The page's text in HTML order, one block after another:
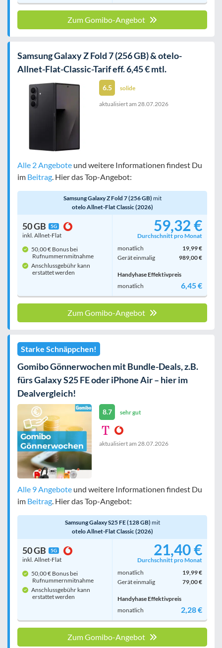
Zum Gomibo-Angebot
Samsung Galaxy Z Fold 7 (256 GB) & otelo-
Allnet-Flat-Classic-Tarif eff. 6,45 € mtl.
6.5 solide
aktualisiert am 28.07.2026
Alle 2 Angebote und weitere Informationen findest Du
im Beitrag . Hier das Top-Angebot:
Samsung Galaxy Z Fold 7 (256 GB) mit
otelo Allnet-Flat Classic (2026)
50 GB 5G
inkl. Allnet-Flat
50,00 € Bonus bei
Rufnummern­mitnahme
Anschlussgebühr kann
erstattet werden
59,32 €
Durchschnitt pro Monat
monatlich
19,99 €
Gerät einmalig
989,00 €
Handyhase Effektivpreis
monatlich
6,45 €
Zum Gomibo-Angebot
Starke Schnäppchen!
Gomibo Gönnerwochen mit Bundle-Deals, z.B.
fürs Galaxy S25 FE oder iPhone Air – hier im
Dealvergleich!
8.7 sehr gut
aktualisiert am 28.07.2026
Alle 9 Angebote und weitere Informationen findest Du
im Beitrag . Hier das Top-Angebot:
Samsung Galaxy S25 FE (128 GB) mit
otelo Allnet-Flat Classic (2026)
50 GB 5G
inkl. Allnet-Flat
50,00 € Bonus bei
Rufnummern­mitnahme
Anschlussgebühr kann
erstattet werden
21,40 €
Durchschnitt pro Monat
monatlich
19,99 €
Gerät einmalig
79,00 €
Handyhase Effektivpreis
monatlich
2,28 €
Zum Gomibo-Angebot